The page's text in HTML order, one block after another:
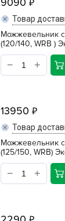
Товар
Можжевельник
(120/140, WRB )
13950
Товар
Можжевельник
(125/150, WRB)